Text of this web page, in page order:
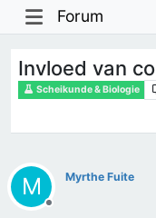
Forum
Invloed van
Scheikunde & Biologie
M
Offline
Myrthe Fuite